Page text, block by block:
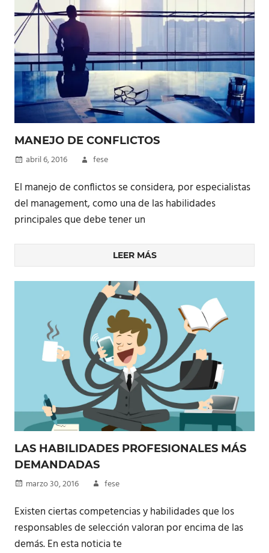
MANEJO DE CONFLICTOS
abril 6, 2016 fese
El manejo de conflictos se considera, por especialistas
del management, como una de las habilidades
principales que debe tener un
LEER MÁS
LAS HABILIDADES PROFESIONALES MÁS
DEMANDADAS
marzo 30, 2016 fese
Existen ciertas competencias y habilidades que los
responsables de selección valoran por encima de las
demás. En esta noticia te